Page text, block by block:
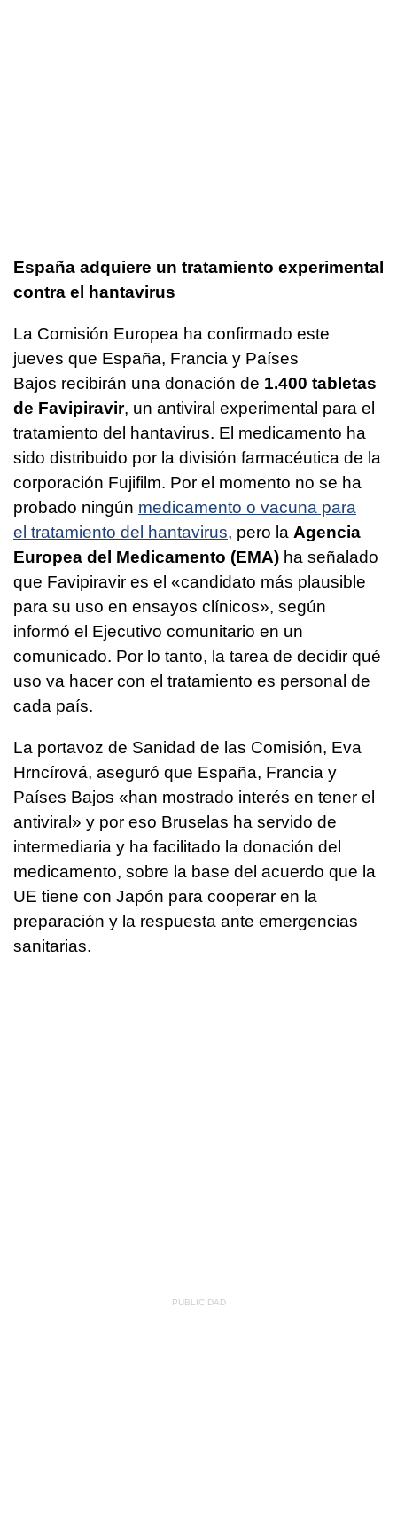
España adquiere un tratamiento experimental
contra el hantavirus
La Comisión Europea ha confirmado este
jueves que España, Francia y Países
Bajos recibirán una donación de 1.400 tabletas
de Favipiravir, un antiviral experimental para el
tratamiento del hantavirus. El medicamento ha
sido distribuido por la división farmacéutica de la
corporación Fujifilm. Por el momento no se ha
probado ningún medicamento o vacuna para
el tratamiento del hantavirus, pero la Agencia
Europea del Medicamento (EMA) ha señalado
que Favipiravir es el «candidato más plausible
para su uso en ensayos clínicos», según
informó el Ejecutivo comunitario en un
comunicado. Por lo tanto, la tarea de decidir qué
uso va hacer con el tratamiento es personal de
cada país.
La portavoz de Sanidad de las Comisión, Eva
Hrncírová, aseguró que España, Francia y
Países Bajos «han mostrado interés en tener el
antiviral» y por eso Bruselas ha servido de
intermediaria y ha facilitado la donación del
medicamento, sobre la base del acuerdo que la
UE tiene con Japón para cooperar en la
preparación y la respuesta ante emergencias
sanitarias.